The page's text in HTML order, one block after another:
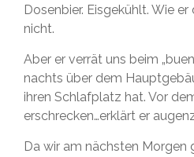
Dosenbier. Eisgekühlt. Wie
nicht.
Aber er verrät uns beim
nachts über dem
ihren Schlafplatz hat. Vor
erschrecken…erklärt er
Da wir am nächsten Morgen